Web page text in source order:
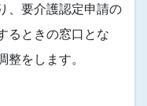
、要介護認定申請の
るときの窓口とな
をします。